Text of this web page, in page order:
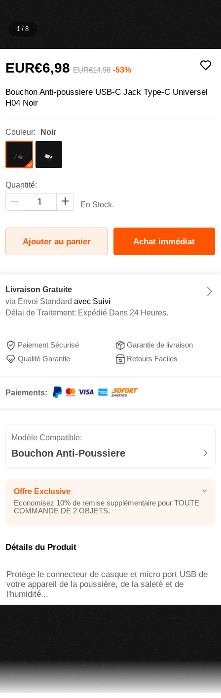
1 / 8
EUR€6,98 EUR€14,98 -53%
Bouchon Anti-poussiere USB-C Jack Type-C Universel
H04 Noir
Couleur: Noir
Quantité:
En Stock.
Ajouter au panier Achat immédiat
Livraison Gratuite
via Envoi Standard avec Suivi
Délai de Traitement: Expédié Dans 24 Heures.
Paiement Sécurisé
Garantie de livraison
Qualité Garantie
Retours Faciles
Paiements:
Modèle Compatible:
Bouchon Anti-Poussiere
Offre Exclusive
Economisez 10% de remise supplémentaire pour TOUTE
COMMANDE DE 2 OBJETS.
Détails du Produit
Protège le connecteur de casque et micro port USB de
votre appareil de la poussière, de la saleté et de
l'humidité...